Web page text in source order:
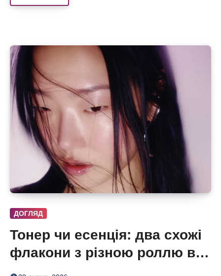
ДОГЛЯД
Тонер чи есенція: два схожі
флакони з різною роллю в
догляді